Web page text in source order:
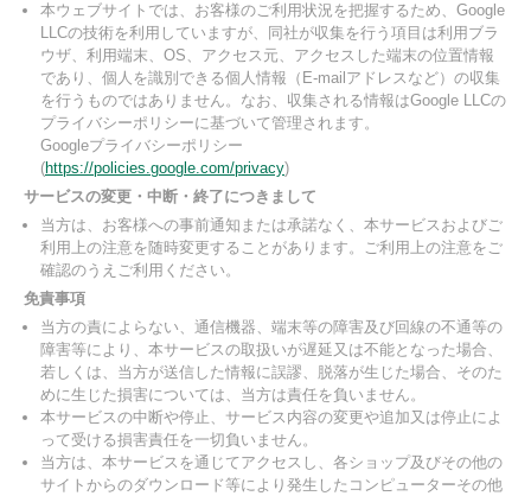
本ウェブサイトでは、お客様のご利用状況を把握するため、Google
LLCの技術を利用していますが、同社が収集を行う項目は利用ブラ
ウザ、利用端末、OS、アクセス元、アクセスした端末の位置情報
であり、個人を識別できる個人情報（E-mailアドレスなど）の収集
を行うものではありません。なお、収集される情報はGoogle LLCの
プライバシーポリシーに基づいて管理されます。
Googleプライバシーポリシー
(https://policies.google.com/privacy)
サービスの変更・中断・終了につきまして
当方は、お客様への事前通知または承諾なく、本サービスおよびご
利用上の注意を随時変更することがあります。ご利用上の注意をご
確認のうえご利用ください。
免責事項
当方の責によらない、通信機器、端末等の障害及び回線の不通等の
障害等により、本サービスの取扱いが遅延又は不能となった場合、
若しくは、当方が送信した情報に誤謬、脱落が生じた場合、そのた
めに生じた損害については、当方は責任を負いません。
本サービスの中断や停止、サービス内容の変更や追加又は停止によ
って受ける損害責任を一切負いません。
当方は、本サービスを通じてアクセスし、各ショップ及びその他の
サイトからのダウンロード等により発生したコンピューターその他